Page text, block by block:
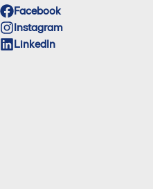
Facebook
Instagram
LinkedIn